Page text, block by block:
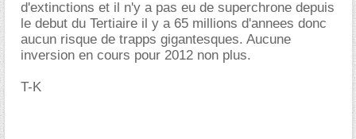
d'extinctions et il n'y a pas eu de superchrone depuis
le debut du Tertiaire il y a 65 millions d'annees donc
aucun risque de trapps gigantesques. Aucune
inversion en cours pour 2012 non plus.
T-K